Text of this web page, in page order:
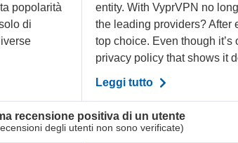
recensione positiva di un utente
degli utenti non sono verificate)
popolarità
di
entity. With VyprVPN no
the leading providers? After
top choice. Even though
privacy policy that shows it
Leggi tutto